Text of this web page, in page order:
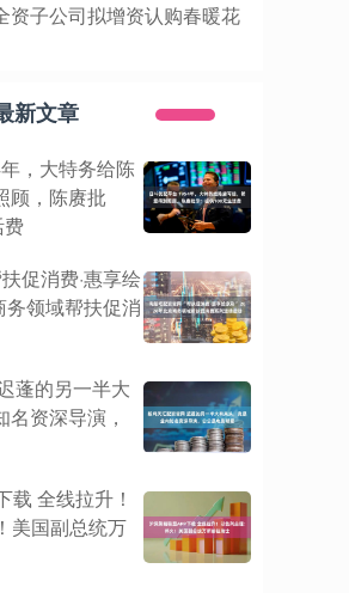
资子公司拟增资认购春暖花
新文章
，大特务给陈
顾，陈赓批
促消费·惠享绘
务领域帮扶促消
蓬的另一半大
资深导演，
载 全线拉升！
美国副总统万